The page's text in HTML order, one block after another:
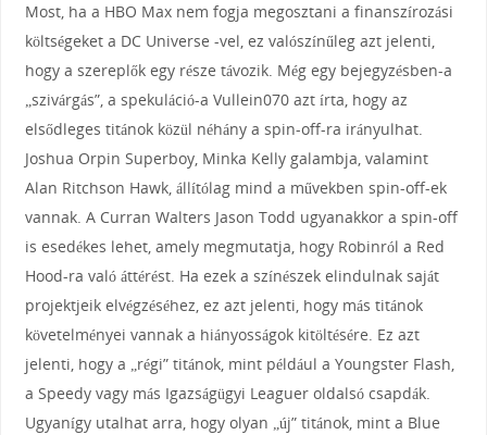
Most, ha a HBO Max nem fogja megosztani a finanszírozási
költségeket a DC Universe -vel, ez valószínűleg azt jelenti,
hogy a szereplők egy része távozik. Még egy bejegyzésben-a
„szivárgás”, a spekuláció-a Vullein070 azt írta, hogy az
elsődleges titánok közül néhány a spin-off-ra irányulhat.
Joshua Orpin Superboy, Minka Kelly galambja, valamint
Alan Ritchson Hawk, állítólag mind a művekben spin-off-ek
vannak. A Curran Walters Jason Todd ugyanakkor a spin-off
is esedékes lehet, amely megmutatja, hogy Robinról a Red
Hood-ra való áttérést. Ha ezek a színészek elindulnak saját
projektjeik elvégzéséhez, ez azt jelenti, hogy más titánok
követelményei vannak a hiányosságok kitöltésére. Ez azt
jelenti, hogy a „régi” titánok, mint például a Youngster Flash,
a Speedy vagy más Igazságügyi Leaguer oldalsó csapdák.
Ugyanígy utalhat arra, hogy olyan „új” titánok, mint a Blue